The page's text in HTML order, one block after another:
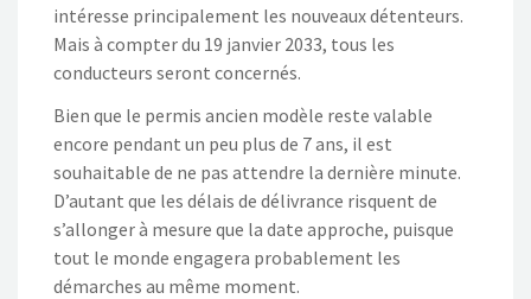
intéresse principalement les nouveaux détenteurs.
Mais à compter du 19 janvier 2033, tous les
conducteurs seront concernés.
Bien que le permis ancien modèle reste valable
encore pendant un peu plus de 7 ans, il est
souhaitable de ne pas attendre la dernière minute.
D’autant que les délais de délivrance risquent de
s’allonger à mesure que la date approche, puisque
tout le monde engagera probablement les
démarches au même moment.